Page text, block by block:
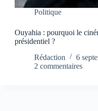
Politique
Ouyahia : pourquoi le
présidentiel ?
Rédaction
6
2 commentaires